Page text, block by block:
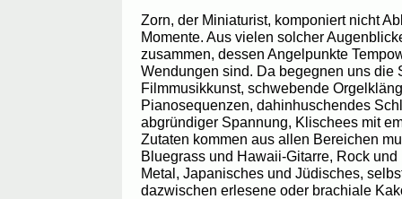
Zorn, der Miniaturist, komponiert nicht
Momente. Aus vielen solcher
zusammen, dessen Angelpunkte
Wendungen sind. Da begegnen uns die
Filmmusikkunst, schwebende
Pianosequenzen, dahinhuschendes
abgründiger Spannung, Klischees mit
Zutaten kommen aus allen Bereichen
Bluegrass und Hawaii-Gitarre, Rock
Metal, Japanisches und Jüdisches,
dazwischen erlesene oder brachiale